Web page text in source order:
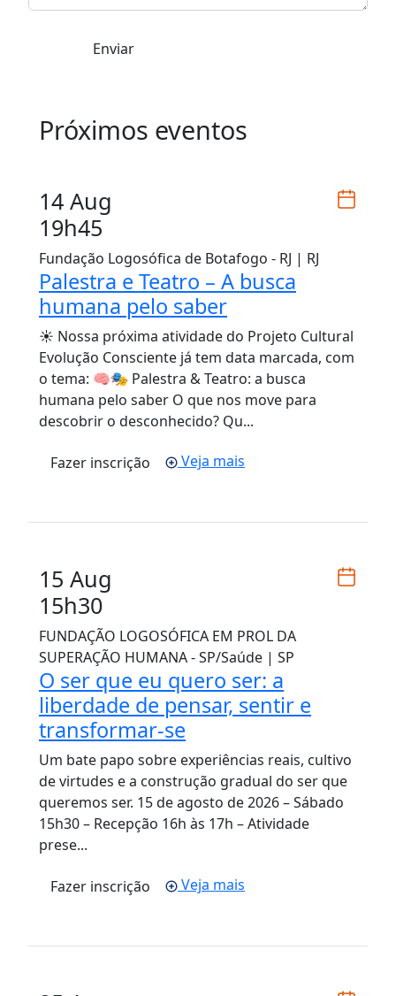
Enviar
Próximos eventos
14 Aug
19h45
Fundação Logosófica de Botafogo - RJ | RJ
Palestra e Teatro – A busca
humana pelo saber
☀️ Nossa próxima atividade do Projeto Cultural
Evolução Consciente já tem data marcada, com
o tema: 🧠🎭 Palestra & Teatro: a busca
humana pelo saber O que nos move para
descobrir o desconhecido? Qu...
Fazer inscrição Veja mais
15 Aug
15h30
FUNDAÇÃO LOGOSÓFICA EM PROL DA
SUPERAÇÃO HUMANA - SP/Saúde | SP
O ser que eu quero ser: a
liberdade de pensar, sentir e
transformar-se
Um bate papo sobre experiências reais, cultivo
de virtudes e a construção gradual do ser que
queremos ser. 15 de agosto de 2026 – Sábado
15h30 – Recepção 16h às 17h – Atividade
prese...
Fazer inscrição Veja mais